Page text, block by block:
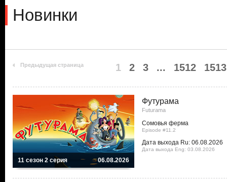
Новинки
Предыдущая страница 1 2 3 ... 1512 1513
11 сезон 2 серия 06.08.2026
Футурама
Futurama
Сомовья ферма
Episode #11.2
Дата выхода Ru: 06.08.2026
Дата выхода Eng: 03.08.2026